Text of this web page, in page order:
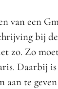
van een
bij
zo. Zo
Daarbij
aan te